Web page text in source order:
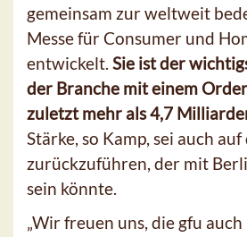
gemeinsam zur weltweit
Messe für Consumer und
entwickelt. Sie ist der
der Branche mit einem
zuletzt mehr als 4,7
Stärke, so Kamp, sei auch
zurückzuführen, der mit
sein könnte.
„Wir freuen uns, die gfu